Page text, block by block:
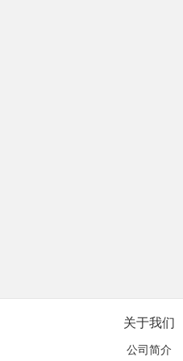
关于我们
公司简介